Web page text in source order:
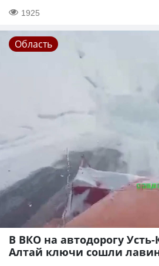
1925
Область
В ВКО на автодорогу
Алтай ключи сошли